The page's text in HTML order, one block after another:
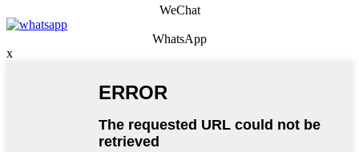
WeChat
WhatsApp
x